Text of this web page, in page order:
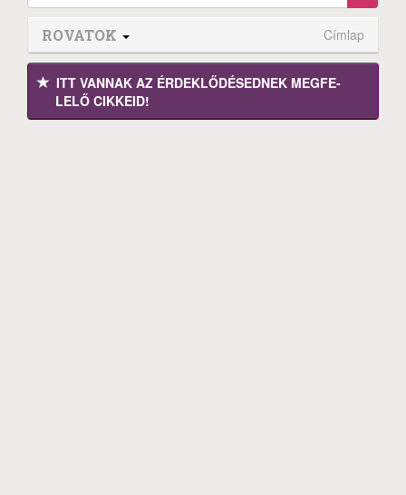
ROVATOK Címlap
ITT VANNAK AZ ÉRDEK­LŐDÉ­SEDNEK MEGFE­
LELŐ CIKKEID!